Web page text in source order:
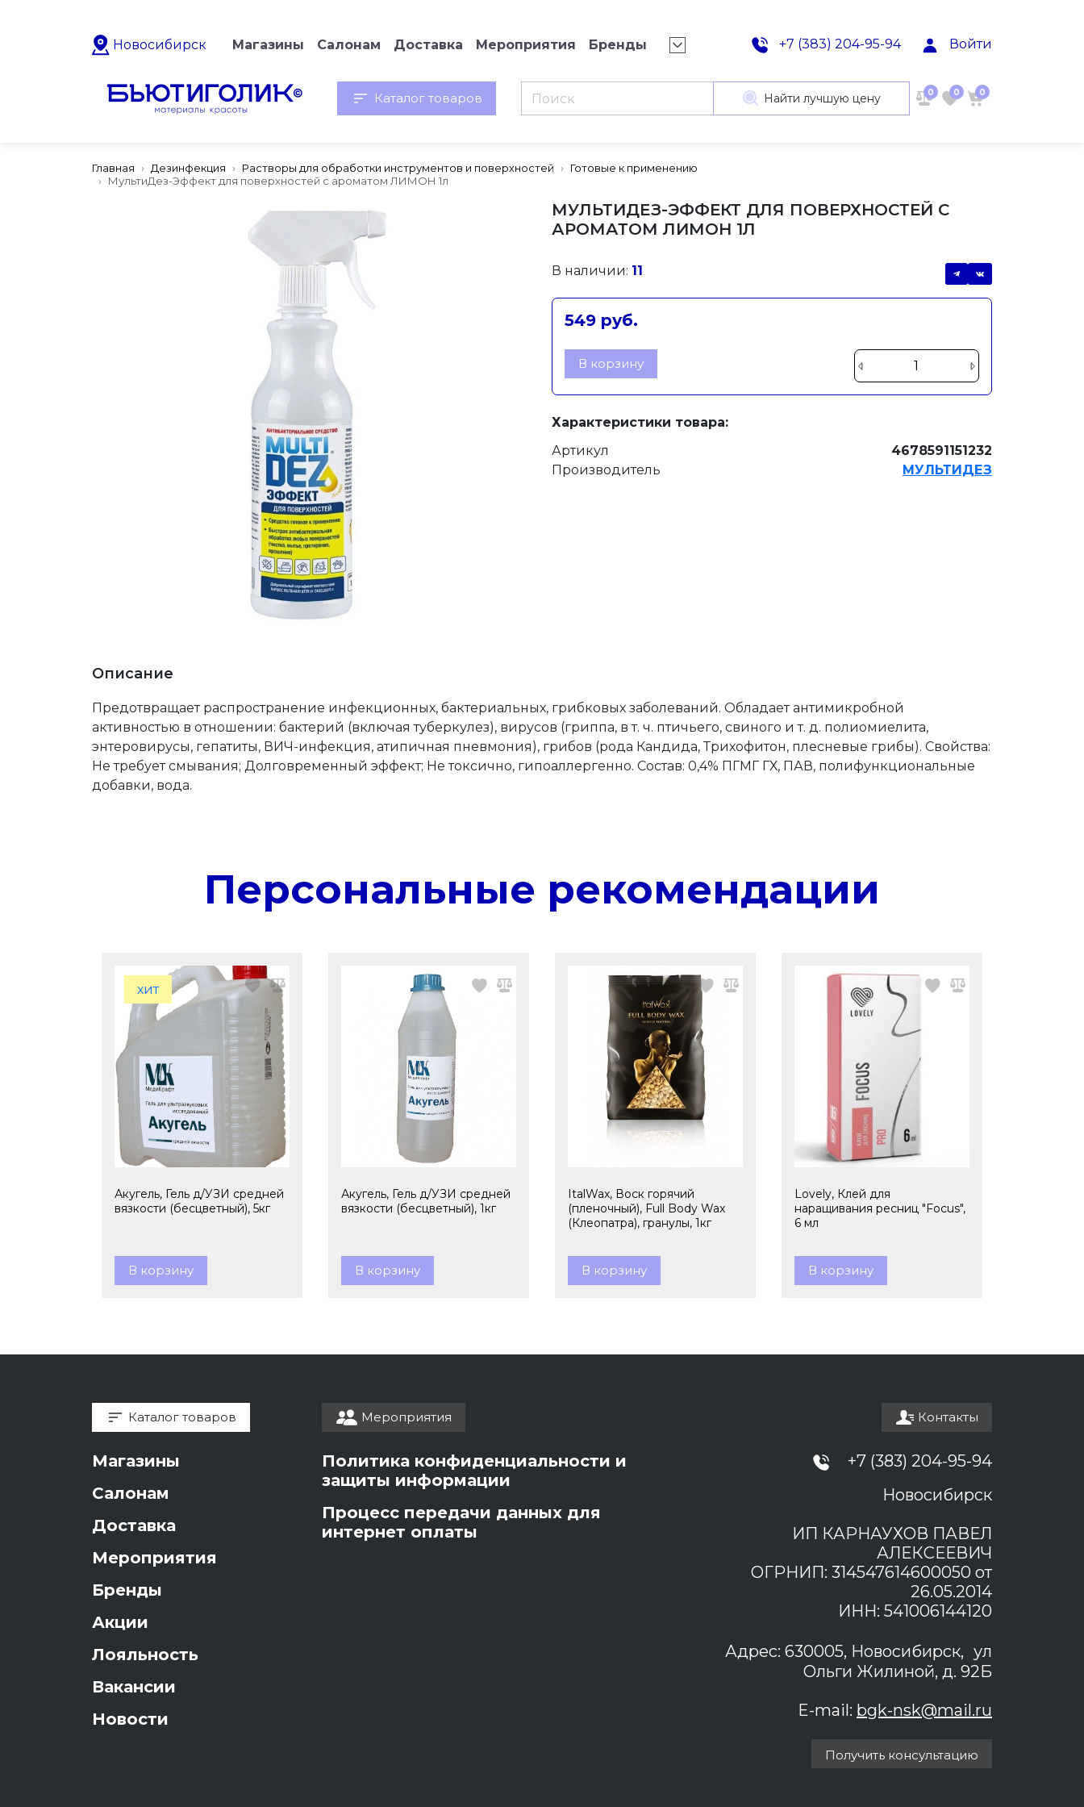
Новосибирск Магазины Салонам Доставка Мероприятия Бренды +7 (383) 204-95-94 Войти
Каталог товаров Найти лучшую цену 0 0 0
Главная Дезинфекция Растворы для обработки инструментов и поверхностей
Готовые к применению
МультиДез-Эффект для поверхностей с ароматом ЛИМОН 1л
МУЛЬТИДЕЗ-ЭФФЕКТ ДЛЯ ПОВЕРХНОСТЕЙ С
АРОМАТОМ ЛИМОН 1Л
В наличии: 11
549 руб.
В корзину
Характеристики товара:
Артикул
4678591151232
Производитель
МУЛЬТИДЕЗ
Описание
Предотвращает распространение инфекционных, бактериальных, грибковых заболеваний. Обладает антимикробной
активностью в отношении: бактерий (включая туберкулез), вирусов (гриппа, в т. ч. птичьего, свиного и т. д. полиомиелита,
энтеровирусы, гепатиты, ВИЧ-инфекция, атипичная пневмония), грибов (рода Кандида, Трихофитон, плесневые грибы). Свойства:
Не требует смывания; Долговременный эффект; Не токсично, гипоаллергенно. Состав: 0,4% ПГМГ ГХ, ПАВ, полифункциональные
добавки, вода.
Персональные рекомендации
хит
Акугель, Гель д/УЗИ средней
вязкости (бесцветный), 5кг
В корзину
Акугель, Гель д/УЗИ средней
вязкости (бесцветный), 1кг
В корзину
ItalWax, Воск горячий
(пленочный), Full Body Wax
(Клеопатра), гранулы, 1кг
В корзину
Lovely, Клей для
наращивания ресниц "Focus",
6 мл
В корзину
Каталог товаров
Магазины
Салонам
Доставка
Мероприятия
Бренды
Акции
Лояльность
Вакансии
Новости
Мероприятия
Политика конфиденциальности и
защиты информации
Процесс передачи данных для
интернет оплаты
Контакты
+7 (383) 204-95-94
Новосибирск
ИП КАРНАУХОВ ПАВЕЛ
АЛЕКСЕЕВИЧ
ОГРНИП: 314547614600050 от
26.05.2014
ИНН: 541006144120
Адрес: 630005, Новосибирск, ул
Ольги Жилиной, д. 92Б
E-mail: bgk-nsk@mail.ru
Получить консультацию